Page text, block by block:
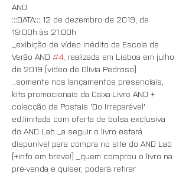
AND
:::DATA::: 12 de dezembro de 2019, de
19:00h às 21:00h
_exibição de vídeo inédito da Escola de
Verão AND #4 , realizada em Lisboa em julho
de 2019 (video de Olivia Pedroso)
_somente nos lançamentos presenciais,
kits promocionais da Caixa-Livro AND +
colecção de Postais 'Do Irreparável'
ed.limitada com oferta de bolsa exclusiva
do AND Lab _a seguir o livro estará
disponível para compra no site do AND Lab
(+info em breve!) _quem comprou o livro na
pré-venda e quiser, poderá retirar